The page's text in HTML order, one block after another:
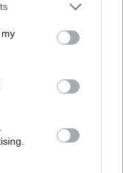
ολοκληρώνουν
υπάρχει η
SMS